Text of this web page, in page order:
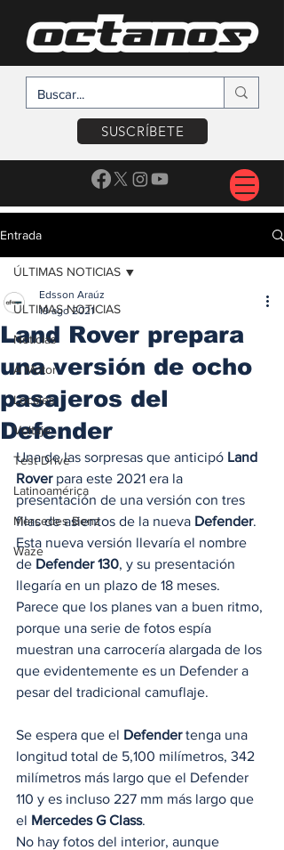
SUSCRÍBETE
Entrada
ÚLTIMAS NOTICIAS
Noticias
A Motor
Locales
Voltaje
Test Drive
Latinoamérica
Mercedes Benz
Waze
ÚLTIMAS NOTICIAS
Land Rover prepara
una versión de ocho
pasajeros del
Defender
Edsson Araúz
19 ago 2021
Una de las sorpresas que anticipó Land
Rover para este 2021 era la
presentación de una versión con tres
filas de asientos de la nueva Defender.
Esta nueva versión llevaría el nombre
de Defender 130, y su presentación
llegaría en un plazo de 18 meses.
Parece que los planes van a buen ritmo,
porque una serie de fotos espía
muestran una carrocería alargada de los
que evidentemente es un Defender a
pesar del tradicional camuflaje.
Se espera que el Defender tenga una
longitud total de 5,100 milímetros, 342
milímetros más largo que el Defender
110 y es incluso 227 mm más largo que
el Mercedes G Class.
No hay fotos del interior, aunque